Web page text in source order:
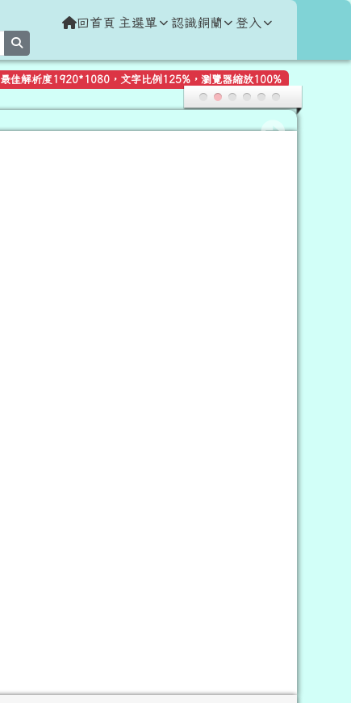
回首頁 主選單 認識銅蘭 登入
最佳解析度1920*1080，文字比例125%，瀏覽器縮放100%